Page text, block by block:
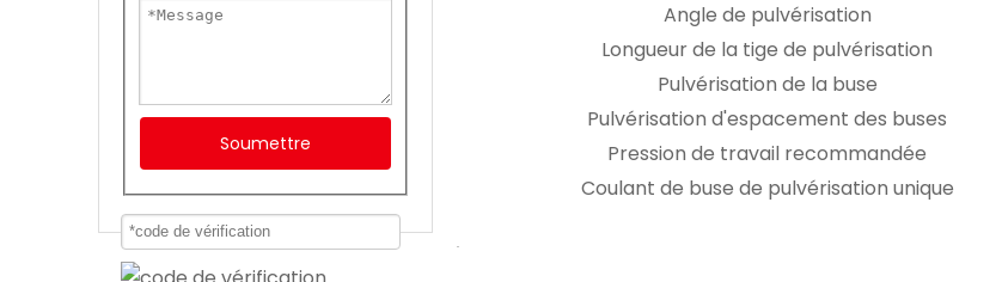
Soumettre
Angle de pulvérisation
Longueur de la tige de pulvérisation
Pulvérisation de la buse
Pulvérisation d'espacement des buses
Pression de travail recommandée
Coulant de buse de pulvérisation unique